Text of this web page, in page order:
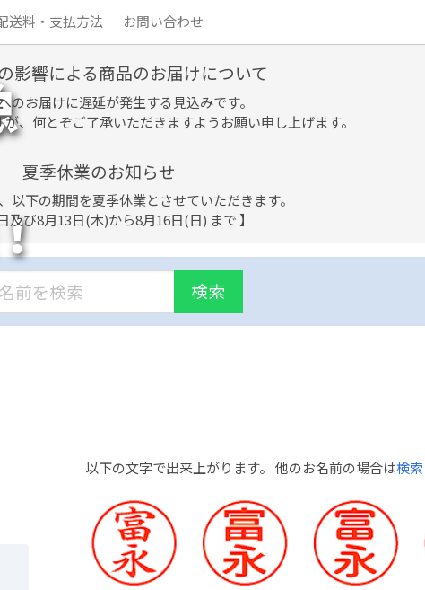
送料・支払方法 お問い合わせ
影響による商品のお届けについて
のお届けに遅延が発生する見込みです。
、何とぞご了承いただきますようお願い申し上げます。
夏季休業のお知らせ
以下の期間を夏季休業とさせていただきます。
及び8月13日(木)から8月16日(日) まで 】
検索
以下の文字で出来上がります。 他のお名前の場合は検索